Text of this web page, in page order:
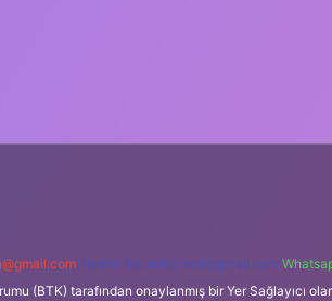
Teams: forumhizmeti@gmail.com
(BTK) tarafından onaylanmış bir Yer